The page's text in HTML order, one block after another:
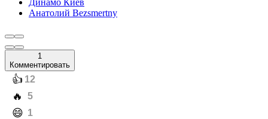
Динамо Киев
Анатолий Bezsmertny
1
Комментировать
️👍 12
️🔥 5
️😄 1